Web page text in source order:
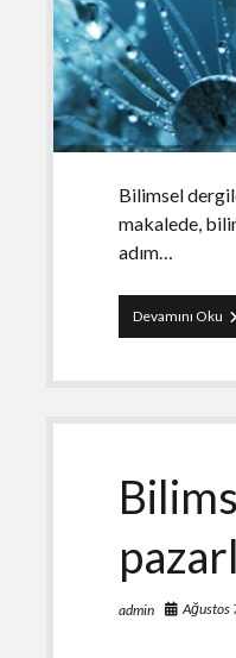
Bilimsel
makalede,
adım…
Devamını Oku
admin Ağustos